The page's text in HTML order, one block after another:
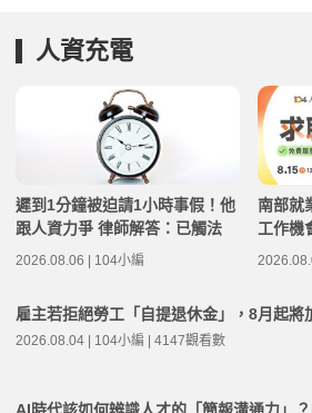
人資充電
遲到1分鐘被迫請1小時事假！他
跟人資力爭 律師解答：已觸法
2026.08.06 | 104小編
南部就
工作機
雇主若拒絕勞工「自提退休金」，8月起將
2026.08.04 | 104小編 | 4147觀看數